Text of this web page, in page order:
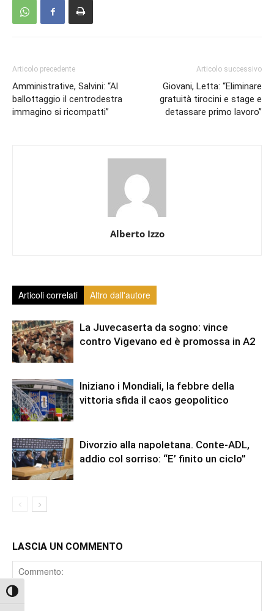
Attiva/disattiva alto contrasto
Articolo precedente
Amministrative, Salvini: “Al
ballottaggio il centrodestra
immagino si ricompatti”
Articolo successivo
Giovani, Letta: “Eliminare
gratuità tirocini e stage e
detassare primo lavoro”
Alberto Izzo
Articoli correlati Altro dall'autore
La Juvecaserta da sogno: vince
contro Vigevano ed è promossa in A2
Iniziano i Mondiali, la febbre della
vittoria sfida il caos geopolitico
Divorzio alla napoletana. Conte-ADL,
addio col sorriso: “E’ finito un ciclo”
LASCIA UN COMMENTO
Comment